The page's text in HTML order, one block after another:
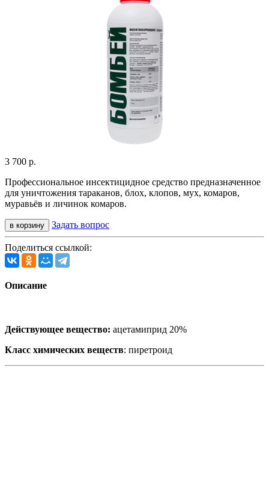
3 700 р.
Профессиональное инсектицидное средство предназначенное
для уничтожения тараканов, блох, клопов, мух, комаров,
муравьёв и личинок комаров.
Задать вопрос
Поделиться ссылкой:
Описание
Действующее вещество: ацетамиприд 20%
Класс химических веществ: пиретроид